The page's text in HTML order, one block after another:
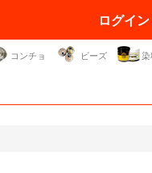
ログイン
コンチョ ビーズ